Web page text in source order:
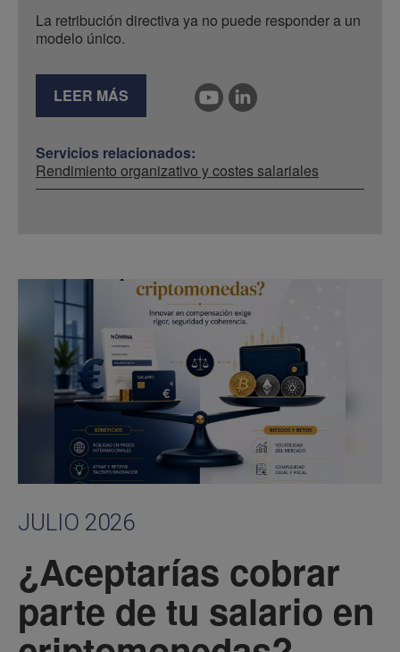
La retribución directiva ya no puede responder a un
modelo único.
LEER MÁS
Servicios relacionados:
Rendimiento organizativo y costes salariales
JULIO 2026
¿Aceptarías cobrar
parte de tu salario en